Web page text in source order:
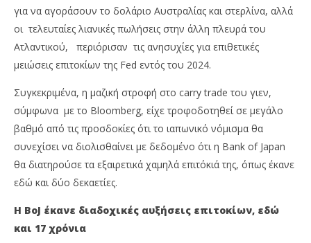
για να αγοράσουν το δολάριο Αυστραλίας και στερλίνα, αλλά
οι τελευταίες λιανικές πωλήσεις στην άλλη πλευρά του
Ατλαντικού, περιόρισαν τις ανησυχίες για επιθετικές
μειώσεις επιτοκίων της Fed εντός του 2024.
Συγκεκριμένα, η μαζική στροφή στο carry trade του γιεν,
σύμφωνα με το Bloomberg, είχε τροφοδοτηθεί σε μεγάλο
βαθμό από τις προσδοκίες ότι το ιαπωνικό νόμισμα θα
συνεχίσει να διολισθαίνει με δεδομένο ότι η Bank of Japan
θα διατηρούσε τα εξαιρετικά χαμηλά επιτόκιά της, όπως έκανε
εδώ και δύο δεκαετίες.
Η BoJ έκανε διαδοχικές αυξήσεις επιτοκίων, εδώ
και 17 χρόνια